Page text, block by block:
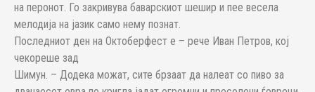
на перонот. Го закривува баварскиот шешир и пее весела
мелодија на јазик само нему познат.
Последниот ден на Октоберфест е – рече Иван Петров, кој
чекореше зад
Шимун. – Додека можат, сите брзаат да налеат со пиво за